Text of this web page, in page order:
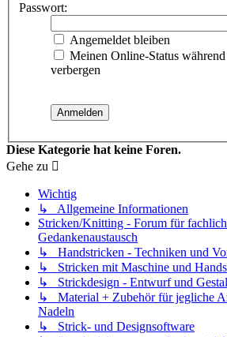
Passwort:
Angemeldet bleiben
Meinen Online-Status
verbergen
Diese Kategorie hat keine Foren.
Gehe zu
Wichtig
↳ Allgemeine Informationen
Stricken/Knitting - Forum für
Gedankenaustausch
↳ Handstricken - Techniken und
↳ Stricken mit Maschine und
↳ Strickdesign - Entwurf und
↳ Material + Zubehör für jegliche
Nadeln
↳ Strick- und Designsoftware